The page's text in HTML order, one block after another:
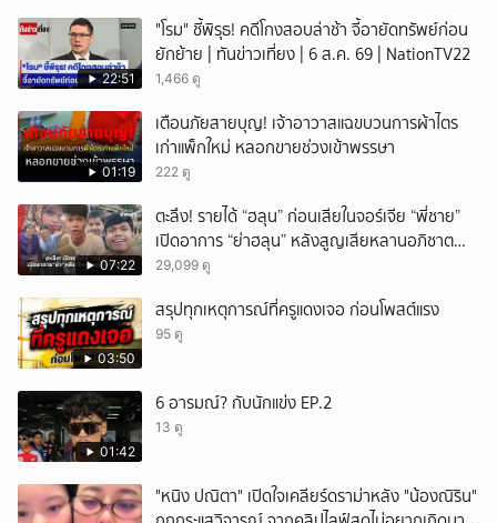
22:51
"โรม" ชี้พิรุธ! คดีโกงสอบล่าช้า จี้อายัดทรัพย์ก่อน
ยักย้าย | ทันข่าวเที่ยง | 6 ส.ค. 69 | NationTV22
1,466 ดู
01:19
เตือนภัยสายบุญ! เจ้าอาวาสแฉขบวนการผ้าไตร
เก่าแพ็กใหม่ หลอกขายช่วงเข้าพรรษา
222 ดู
07:22
ตะลึง! รายได้ “ฮลุน” ก่อนเสียในจอร์เจีย “พี่ชาย”
เปิดอาการ “ย่าฮลุน” หลังสูญเสียหลานอภิชาต
บุตร!
29,099 ดู
03:50
สรุปทุกเหตุการณ์ที่ครูแดงเจอ ก่อนโพสต์แรง
95 ดู
01:42
6 อารมณ์? กับนักแข่ง EP.2
13 ดู
"หนิง ปณิตา" เปิดใจเคลียร์ดราม่าหลัง "น้องณิริน"